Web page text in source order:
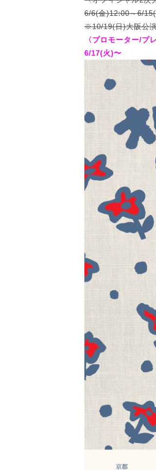
6/6(金)12:00～6/
※10/19(日)大阪公
〈プロモーター/プ
6/17(火)〜